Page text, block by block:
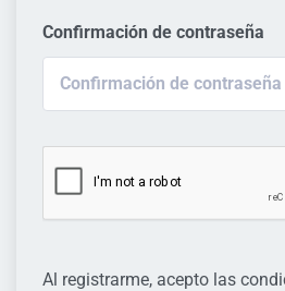
Confirmación de contraseña
Al registrarme, acepto las